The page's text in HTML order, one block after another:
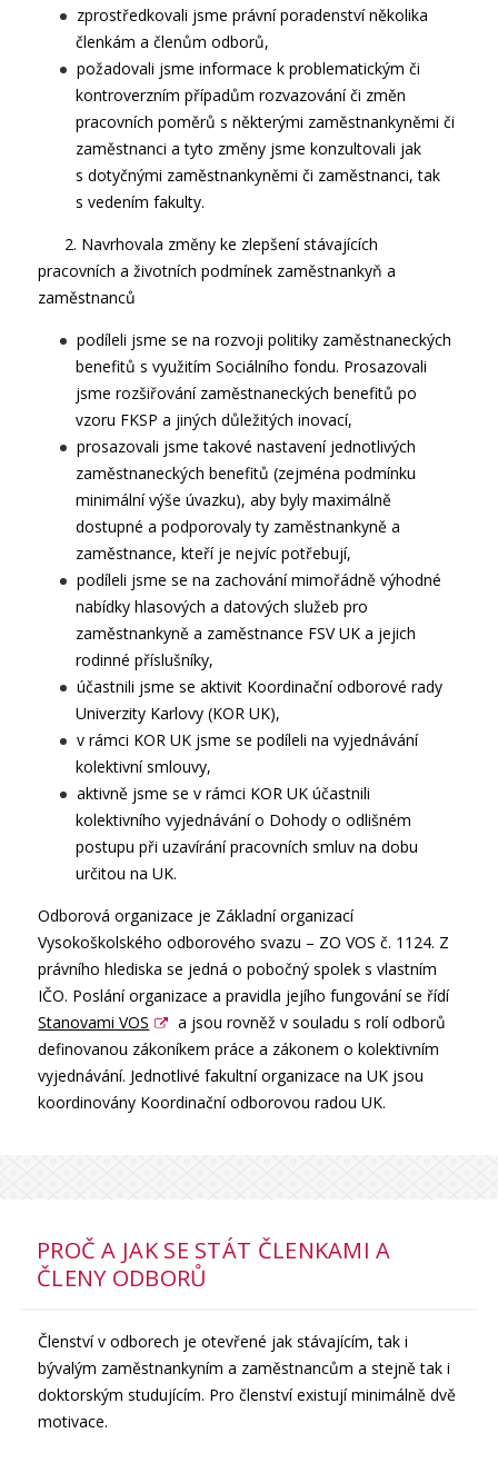
zprostředkovali jsme právní poradenství několika
členkám a členům odborů,
požadovali jsme informace k problematickým či
kontroverzním případům rozvazování či změn
pracovních poměrů s některými zaměstnankyněmi či
zaměstnanci a tyto změny jsme konzultovali jak
s dotyčnými zaměstnankyněmi či zaměstnanci, tak
s vedením fakulty.
2. Navrhovala změny ke zlepšení stávajících
pracovních a životních podmínek zaměstnankyň a
zaměstnanců
podíleli jsme se na rozvoji politiky zaměstnaneckých
benefitů s využitím Sociálního fondu. Prosazovali
jsme rozšiřování zaměstnaneckých benefitů po
vzoru FKSP a jiných důležitých inovací,
prosazovali jsme takové nastavení jednotlivých
zaměstnaneckých benefitů (zejména podmínku
minimální výše úvazku), aby byly maximálně
dostupné a podporovaly ty zaměstnankyně a
zaměstnance, kteří je nejvíc potřebují,
podíleli jsme se na zachování mimořádně výhodné
nabídky hlasových a datových služeb pro
zaměstnankyně a zaměstnance FSV UK a jejich
rodinné příslušníky,
účastnili jsme se aktivit Koordinační odborové rady
Univerzity Karlovy (KOR UK),
v rámci KOR UK jsme se podíleli na vyjednávání
kolektivní smlouvy,
aktivně jsme se v rámci KOR UK účastnili
kolektivního vyjednávání o Dohody o odlišném
postupu při uzavírání pracovních smluv na dobu
určitou na UK.
Odborová organizace je Základní organizací
Vysokoškolského odborového svazu – ZO VOS č. 1124. Z
právního hlediska se jedná o pobočný spolek s vlastním
IČO. Poslání organizace a pravidla jejího fungování se řídí
Stanovami VOS
a jsou rovněž v souladu s rolí odborů
definovanou zákoníkem práce a zákonem o kolektivním
vyjednávání. Jednotlivé fakultní organizace na UK jsou
koordinovány Koordinační odborovou radou UK.
PROČ A JAK SE STÁT ČLENKAMI A
ČLENY ODBORŮ
Členství v odborech je otevřené jak stávajícím, tak i
bývalým zaměstnankyním a zaměstnancům a stejně tak i
doktorským studujícím. Pro členství existují minimálně dvě
motivace.